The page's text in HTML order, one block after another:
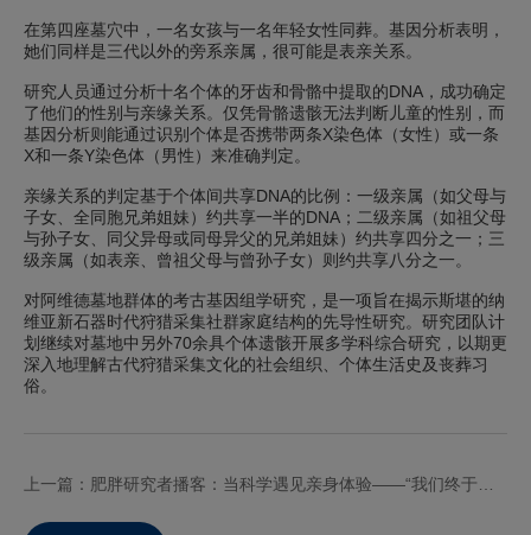
在第四座墓穴中，一名女孩与一名年轻女性同葬。基因分析表明，
她们同样是三代以外的旁系亲属，很可能是表亲关系。
研究人员通过分析十名个体的牙齿和骨骼中提取的DNA，成功确定
了他们的性别与亲缘关系。仅凭骨骼遗骸无法判断儿童的性别，而
基因分析则能通过识别个体是否携带两条X染色体（女性）或一条
X和一条Y染色体（男性）来准确判定。
亲缘关系的判定基于个体间共享DNA的比例：一级亲属（如父母与
子女、全同胞兄弟姐妹）约共享一半的DNA；二级亲属（如祖父母
与孙子女、同父异母或同母异父的兄弟姐妹）约共享四分之一；三
级亲属（如表亲、曾祖父母与曾孙子女）则约共享八分之一。
对阿维德墓地群体的考古基因组学研究，是一项旨在揭示斯堪的纳
维亚新石器时代狩猎采集社群家庭结构的先导性研究。研究团队计
划继续对墓地中另外70余具个体遗骸开展多学科综合研究，以期更
深入地理解古代狩猎采集文化的社会组织、个体生活史及丧葬习
俗。